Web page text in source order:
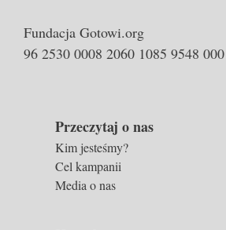
Fundacja Gotowi.org
96 2530 0008 2060 1085 9548
Przeczytaj o nas
Kim jesteśmy?
Cel kampanii
Media o nas